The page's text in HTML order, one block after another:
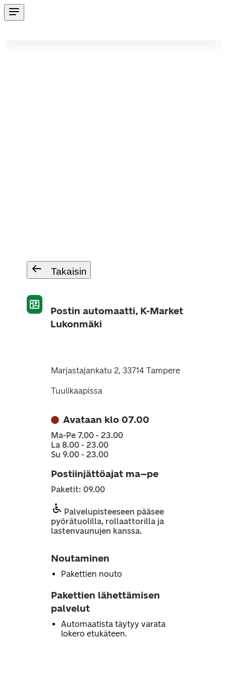
Takaisin
Postin automaatti, K-Market
Lukonmäki
Marjastajankatu 2, 33714 Tampere
Tuulikaapissa
Avataan klo 07.00
Ma-Pe 7.00 - 23.00
La 8.00 - 23.00
Su 9.00 - 23.00
Postiinjättöajat ma–pe
Paketit: 09.00
Palvelupisteeseen pääsee
pyörätuolilla, rollaattorilla ja
lastenvaunujen kanssa.
Noutaminen
Pakettien nouto
Pakettien lähettämisen
palvelut
Automaatista täytyy varata
lokero etukäteen.